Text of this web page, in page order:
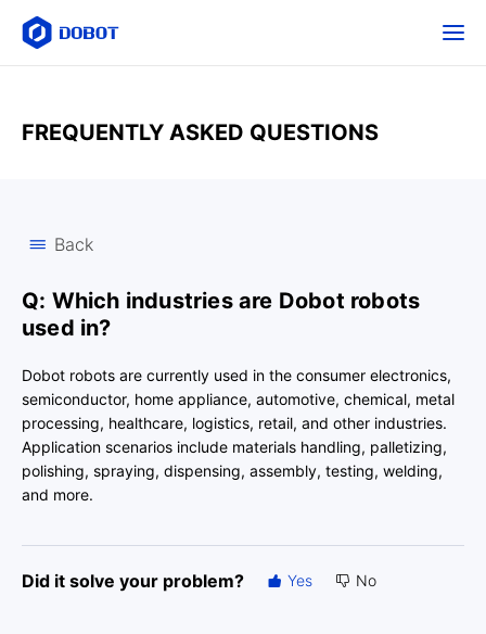
FREQUENTLY ASKED QUESTIONS
Back
Q: Which industries are Dobot robots
used in?
Dobot robots are currently used in the consumer electronics,
semiconductor, home appliance, automotive, chemical, metal
processing, healthcare, logistics, retail, and other industries.
Application scenarios include materials handling, palletizing,
polishing, spraying, dispensing, assembly, testing, welding,
and more.
Did it solve your problem? Yes No